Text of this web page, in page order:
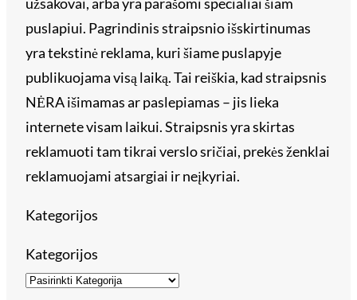
puslapiui. Pagrindinis straipsnio išskirtinumas
yra tekstinė reklama, kuri šiame puslapyje
publikuojama visą laiką. Tai reiškia, kad straipsnis
NĖRA išimamas ar paslepiamas – jis lieka
internete visam laikui. Straipsnis yra skirtas
reklamuoti tam tikrai verslo sričiai, prekės ženklai
reklamuojami atsargiai ir neįkyriai.
Kategorijos
Kategorijos